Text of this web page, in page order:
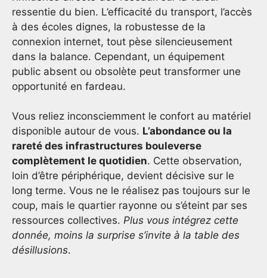
ressentie du bien. L’efficacité du transport, l’accès
à des écoles dignes, la robustesse de la
connexion internet, tout pèse silencieusement
dans la balance. Cependant, un équipement
public absent ou obsolète peut transformer une
opportunité en fardeau.
Vous reliez inconsciemment le confort au matériel
disponible autour de vous. L’abondance ou la
rareté des infrastructures bouleverse
complètement le quotidien. Cette observation,
loin d’être périphérique, devient décisive sur le
long terme. Vous ne le réalisez pas toujours sur le
coup, mais le quartier rayonne ou s’éteint par ses
ressources collectives. Plus vous intégrez cette
donnée, moins la surprise s’invite à la table des
désillusions.